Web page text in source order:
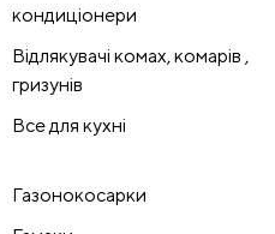
кондиціонери
Відлякувачі комах, комарів ,
гризунів
Все для кухні
Газонокосарки